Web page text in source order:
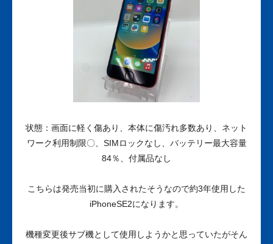
状態：画面に軽く傷あり、本体に傷汚れ多数あり、ネット
ワーク利用制限〇、SIMロックなし、バッテリー最大容量
84％、付属品なし
こちらは発売当初に購入されたそうなので約3年使用した
iPhoneSE2になります。
機種変更後サブ機として使用しようかと思っていたがそん